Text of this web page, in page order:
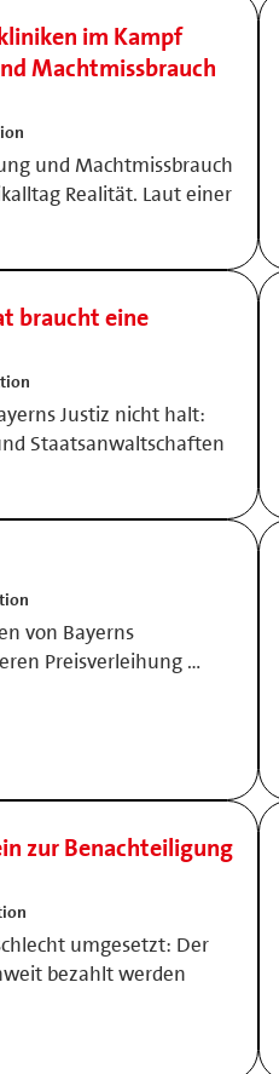
im Kampf
Machtmissbrauch
und Machtmissbrauch
Realität. Laut einer
braucht eine
Justiz nicht halt:
Staatsanwaltschaften
von Bayerns
Preisverleihung …
zur Benachteiligung
umgesetzt: Der
bezahlt werden